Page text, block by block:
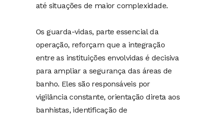
até situações de maior complexidade.
Os guarda-vidas, parte essencial da
operação, reforçam que a integração
entre as instituições envolvidas é decisiva
para ampliar a segurança das áreas de
banho. Eles são responsáveis por
vigilância constante, orientação direta aos
banhistas, identificação de